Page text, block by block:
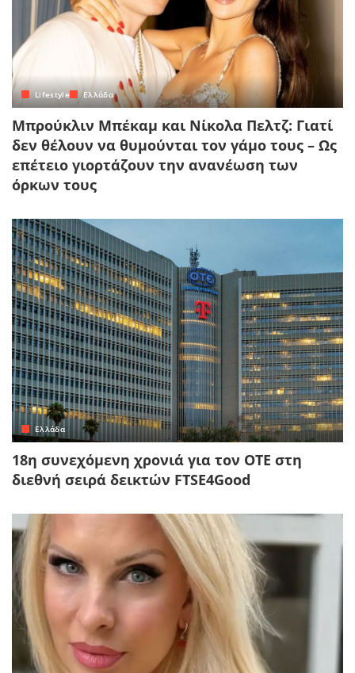
Lifestyle Ελλάδα
Μπρούκλιν Μπέκαμ και Νίκολα Πελτζ: Γιατί
δεν θέλουν να θυμούνται τον γάμο τους – Ως
επέτειο γιορτάζουν την ανανέωση των
όρκων τους
Ελλάδα
18η συνεχόμενη χρονιά για τον ΟΤΕ στη
διεθνή σειρά δεικτών FTSE4Good